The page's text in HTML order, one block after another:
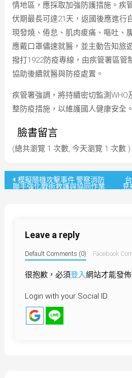
情地區，應採取加強防護措施。疾
伏期最長可達21天，返國後應進行
現發燒、倦怠、肌肉痠痛、嘔吐、
應戴口罩儘速就醫，並主動告知旅
撥打1922防疫專線，由疾管署區管
協助後續就醫與防疫處置。
疾管署強調，將持續密切監測WHO
整防疫措施，以維護國人健康安全。
臉書留言
(總共瀏覽 1 次數, 今天瀏覽 1 次數 )
文模擬隨機攻擊事件 警察消防
聯手強化戰術救護與協同作業
見
Leave a reply
Default Comments (0) Facebook
很抱歉，必須登入網站才能發佈
Login with your Social ID